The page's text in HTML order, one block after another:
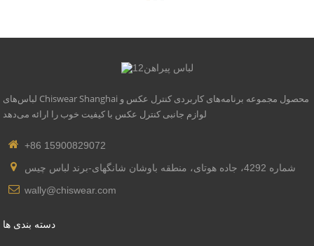
لباس‌های Chiswear Shanghai محصول مجموعه برنامه‌های کاربردی کنترل عکس و
لوازم جانبی کنترل عکس با کیفیت خوب را ارائه می‌دهد
+86 15900829072
شماره 4292، جاده هوتای، منطقه باوشان شانگهای-برند لباس چیس
wally@chiswear.com
دسته بندی ها